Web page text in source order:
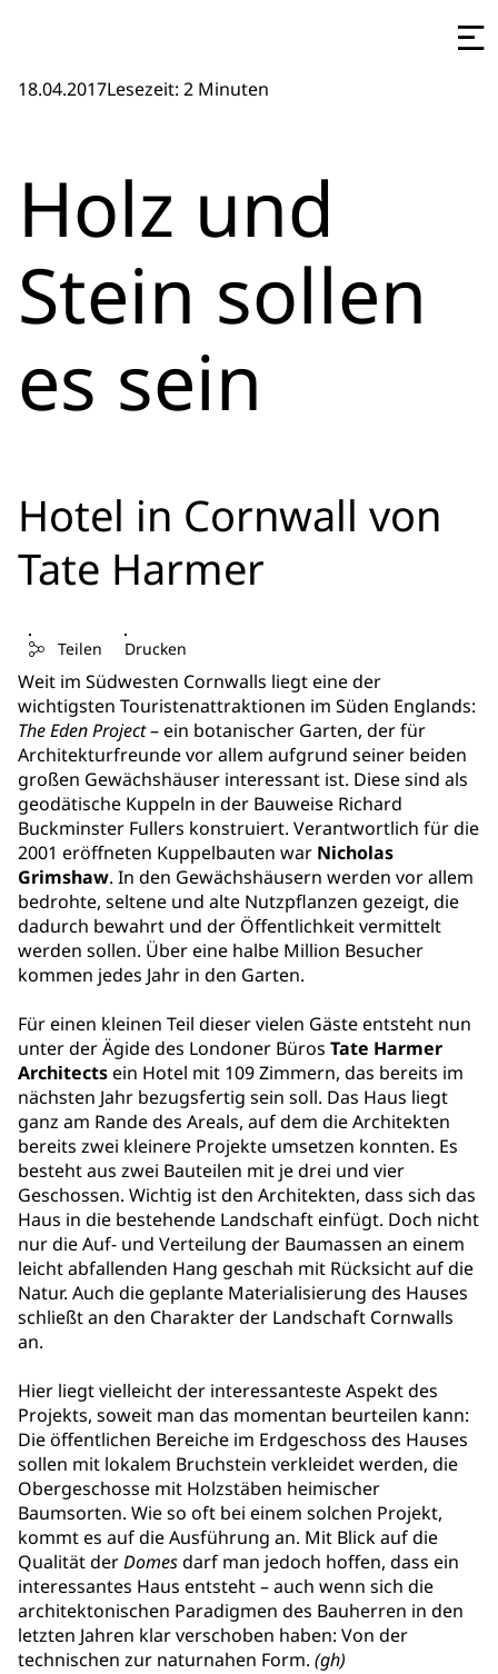
18.04.2017Lesezeit: 2 Minuten
Holz und
Stein sollen
es sein
Hotel in Cornwall von
Tate Harmer
Teilen Drucken
Weit im Südwesten Cornwalls liegt eine der
wichtigsten Touristenattraktionen im Süden Englands:
The Eden Project– ein botanischer Garten, der für
Architekturfreunde vor allem aufgrund seiner beiden
großen Gewächshäuser interessant ist. Diese sind als
geodätische Kuppeln in der Bauweise Richard
Buckminster Fullers konstruiert. Verantwortlich für die
2001 eröffneten Kuppelbauten war Nicholas
Grimshaw. In den Gewächshäusern werden vor allem
bedrohte, seltene und alte Nutzpflanzen gezeigt, die
dadurch bewahrt und der Öffentlichkeit vermittelt
werden sollen. Über eine halbe Million Besucher
kommen jedes Jahr in den Garten.
Für einen kleinen Teil dieser vielen Gäste entsteht nun
unter der Ägide des Londoner Büros Tate Harmer
Architectsein Hotel mit 109 Zimmern, das bereits im
nächsten Jahr bezugsfertig sein soll. Das Haus liegt
ganz am Rande des Areals, auf dem die Architekten
bereits zwei kleinere Projekte umsetzen konnten. Es
besteht aus zwei Bauteilen mit je drei und vier
Geschossen. Wichtig ist den Architekten, dass sich das
Haus in die bestehende Landschaft einfügt. Doch nicht
nur die Auf- und Verteilung der Baumassen an einem
leicht abfallenden Hang geschah mit Rücksicht auf die
Natur. Auch die geplante Materialisierung des Hauses
schließt an den Charakter der Landschaft Cornwalls
an.
Hier liegt vielleicht der interessanteste Aspekt des
Projekts, soweit man das momentan beurteilen kann:
Die öffentlichen Bereiche im Erdgeschoss des Hauses
sollen mit lokalem Bruchstein verkleidet werden, die
Obergeschosse mit Holzstäben heimischer
Baumsorten. Wie so oft bei einem solchen Projekt,
kommt es auf die Ausführung an. Mit Blick auf die
Qualität derDomesdarf man jedoch hoffen, dass ein
interessantes Haus entsteht – auch wenn sich die
architektonischen Paradigmen des Bauherren in den
letzten Jahren klar verschoben haben: Von der
technischen zur naturnahen Form. (gh)